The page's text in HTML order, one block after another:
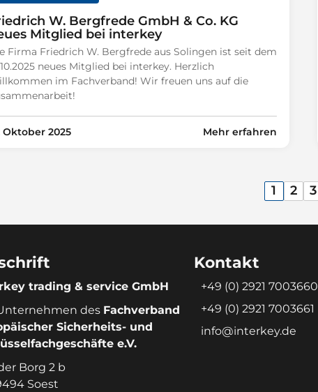
W. Bergfrede GmbH & Co. KG
Mitglied bei interkey
Firma Friedrich W. Bergfrede aus Solingen ist seit dem
neues Mitglied bei interkey. Herzlich
im Fachverband! Wir freuen uns auf die
Oktober 2025 Mehr erfahren
1 2 3
trading & service GmbH
des Fachverband
Sicherheits- und
e.V.
Borg 2 b
Soest
Kontakt
+49 (0) 2921 7003660
+49 (0) 2921 7003661
info@interkey.de